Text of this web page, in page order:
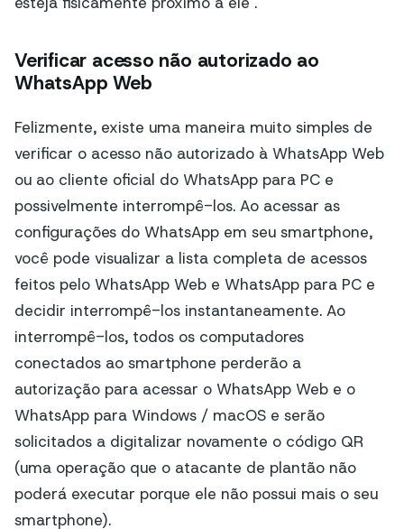
Verificar acesso não autorizado ao
WhatsApp Web
Felizmente, existe uma maneira muito simples de
verificar o acesso não autorizado à WhatsApp Web
ou ao cliente oficial do WhatsApp para PC e
possivelmente interrompê-los. Ao acessar as
configurações do WhatsApp em seu smartphone,
você pode visualizar a lista completa de acessos
feitos pelo WhatsApp Web e WhatsApp para PC e
decidir interrompê-los instantaneamente. Ao
interrompê-los, todos os computadores
conectados ao smartphone perderão a
autorização para acessar o WhatsApp Web e o
WhatsApp para Windows / macOS e serão
solicitados a digitalizar novamente o código QR
(uma operação que o atacante de plantão não
poderá executar porque ele não possui mais o seu
smartphone).